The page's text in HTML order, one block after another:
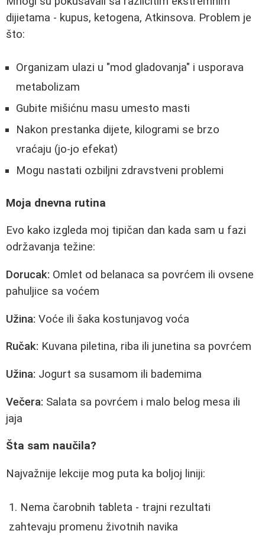
dijietama - kupus, ketogena, Atkinsova. Problem je
što:
Organizam ulazi u "mod gladovanja" i usporava
metabolizam
Gubite mišićnu masu umesto masti
Nakon prestanka dijete, kilogrami se brzo
vraćaju (jo-jo efekat)
Mogu nastati ozbiljni zdravstveni problemi
Moja dnevna rutina
Evo kako izgleda moj tipičan dan kada sam u fazi
održavanja težine:
Dorucak: Omlet od belanaca sa povrćem ili ovsene
pahuljice sa voćem
Užina: Voće ili šaka kostunjavog voća
Ručak: Kuvana piletina, riba ili junetina sa povrćem
Užina: Jogurt sa susamom ili bademima
Večera: Salata sa povrćem i malo belog mesa ili
jaja
Šta sam naučila?
Najvažnije lekcije mog puta ka boljoj liniji:
Nema čarobnih tableta - trajni rezultati
zahtevaju promenu životnih navika